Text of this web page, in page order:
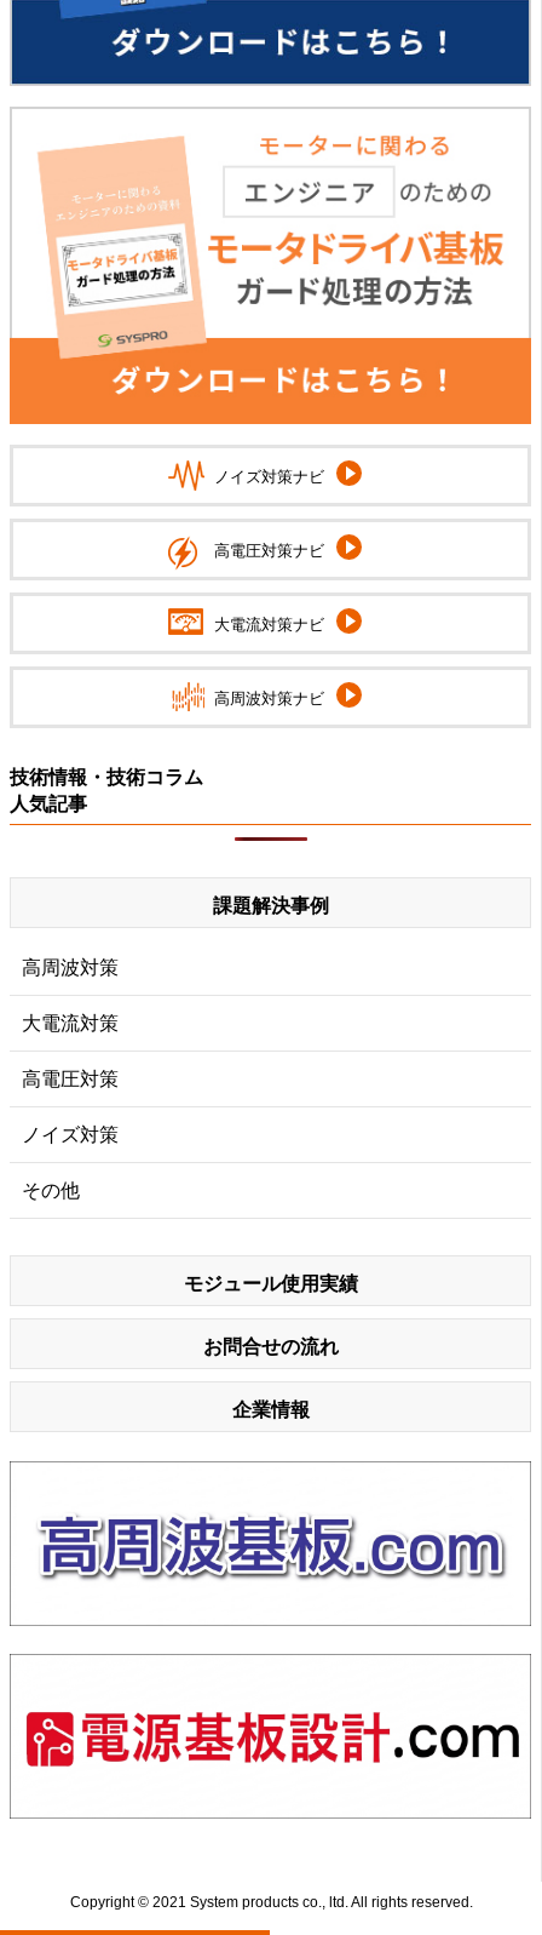
ノイズ対策ナビ
高電圧対策ナビ
大電流対策ナビ
高周波対策ナビ
技術情報・技術コラム
人気記事
課題解決事例
高周波対策
大電流対策
高電圧対策
ノイズ対策
その他
モジュール使用実績
お問合せの流れ
企業情報
Copyright © 2021 System products co., ltd. All rights reserved.